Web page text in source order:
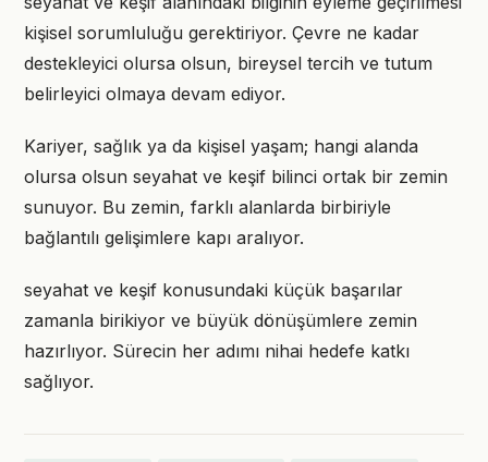
kişisel sorumluluğu gerektiriyor. Çevre ne kadar
destekleyici olursa olsun, bireysel tercih ve tutum
belirleyici olmaya devam ediyor.
Kariyer, sağlık ya da kişisel yaşam; hangi alanda
olursa olsun seyahat ve keşif bilinci ortak bir zemin
sunuyor. Bu zemin, farklı alanlarda birbiriyle
bağlantılı gelişimlere kapı aralıyor.
seyahat ve keşif konusundaki küçük başarılar
zamanla birikiyor ve büyük dönüşümlere zemin
hazırlıyor. Sürecin her adımı nihai hedefe katkı
sağlıyor.